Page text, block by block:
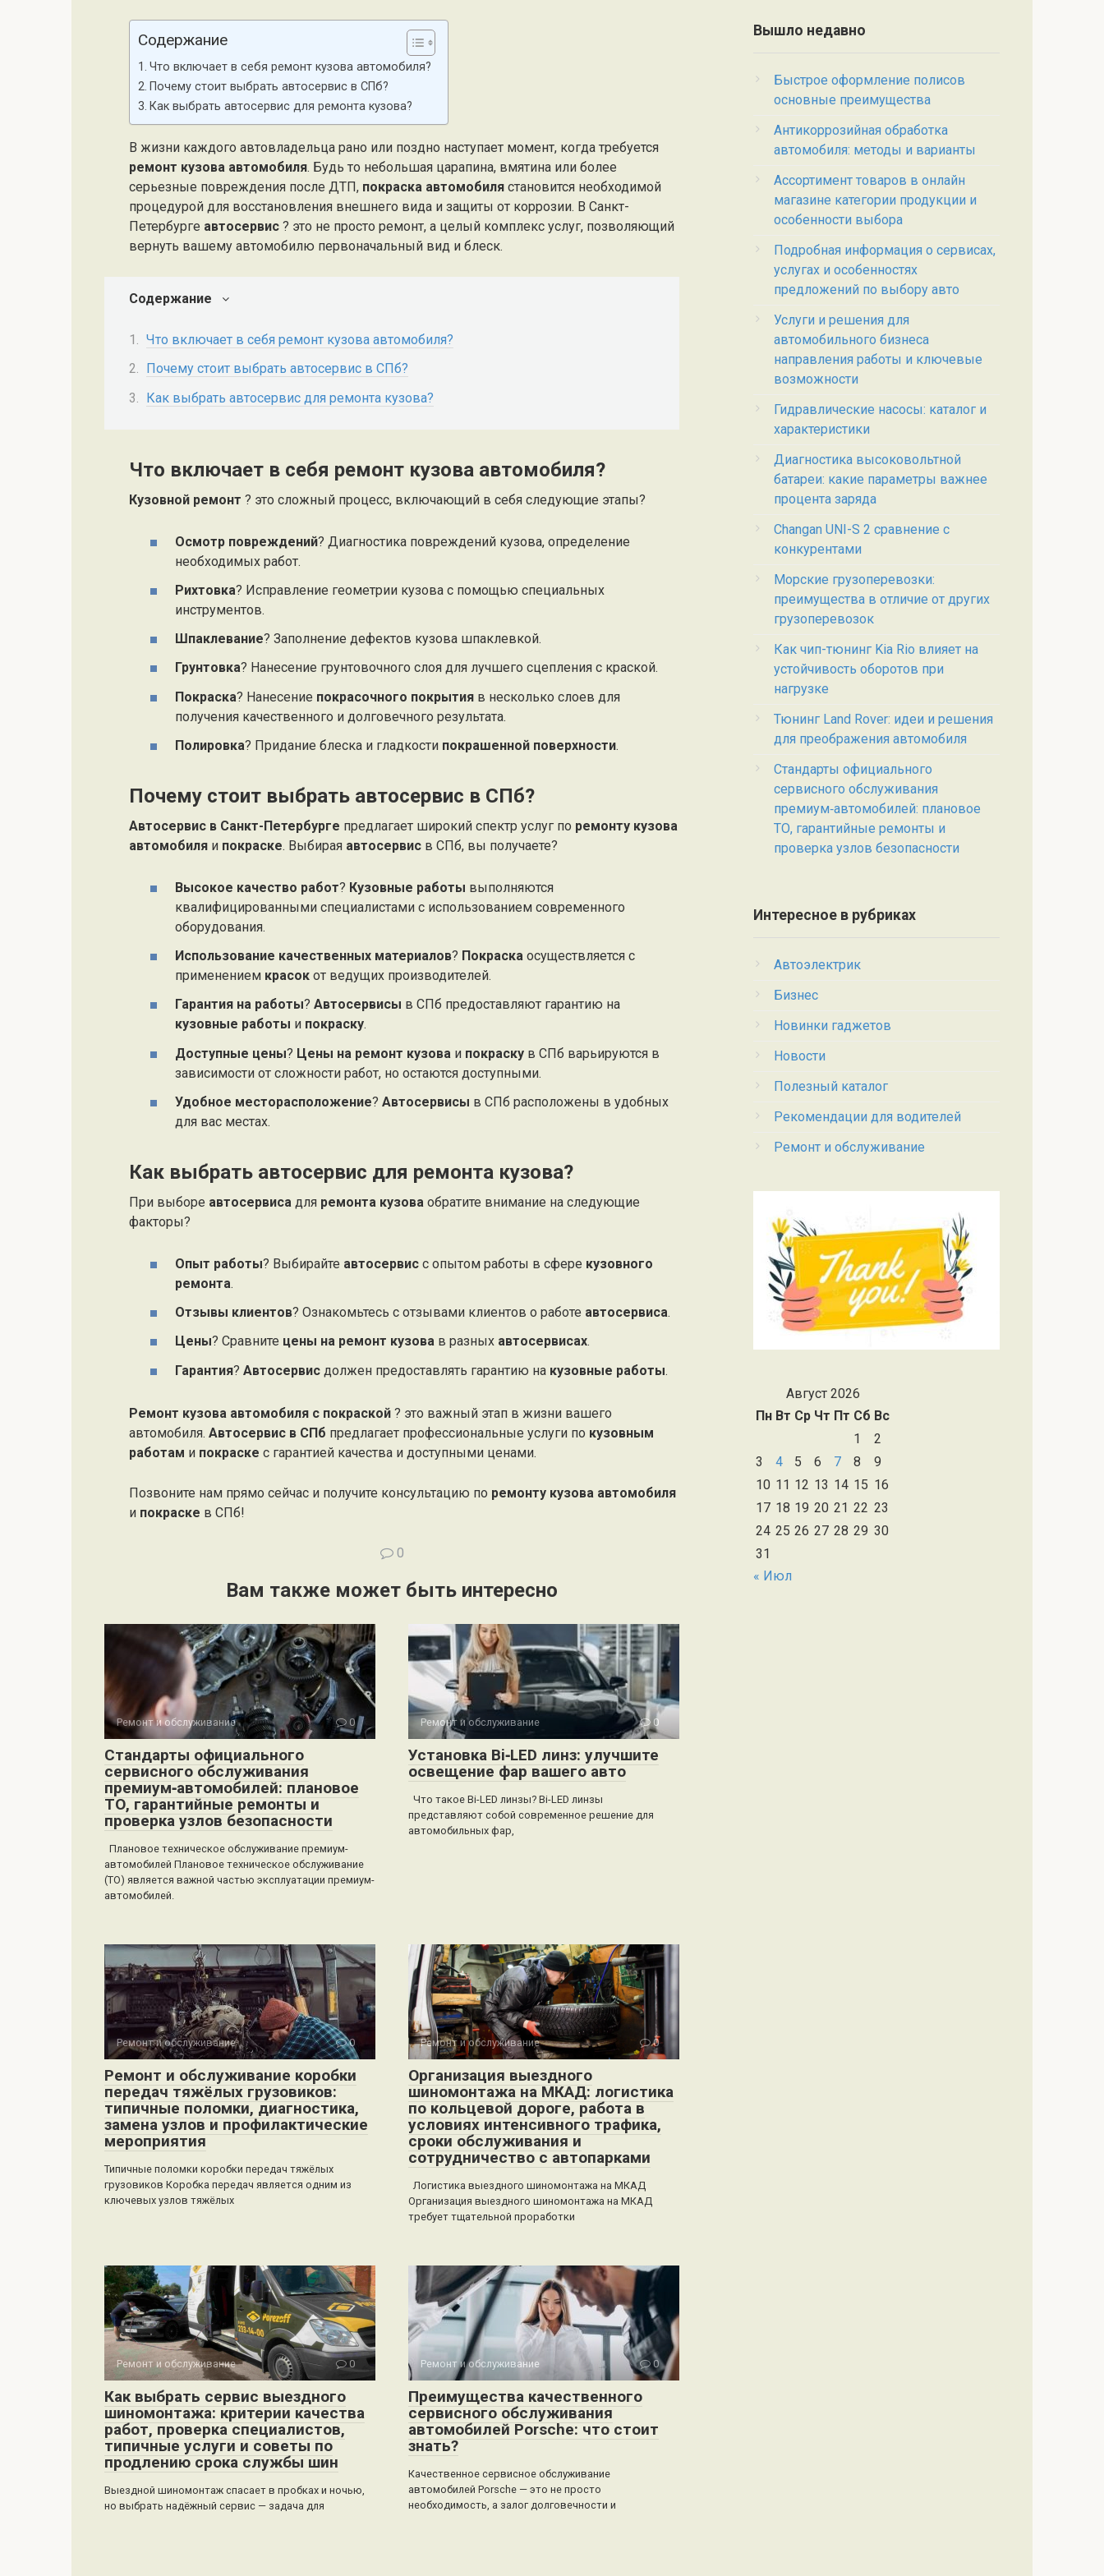
Содержание
Что включает в себя ремонт кузова автомобиля?
Почему стоит выбрать автосервис в СПб?
Как выбрать автосервис для ремонта кузова?
В жизни каждого автовладельца рано или поздно наступает момент, когда требуется
ремонт кузова автомобиля. Будь то небольшая царапина, вмятина или более
серьезные повреждения после ДТП, покраска автомобиля становится необходимой
процедурой для восстановления внешнего вида и защиты от коррозии. В Санкт-
Петербурге автосервис ? это не просто ремонт, а целый комплекс услуг, позволяющий
вернуть вашему автомобилю первоначальный вид и блеск.
Содержание
Что включает в себя ремонт кузова автомобиля?
Почему стоит выбрать автосервис в СПб?
Как выбрать автосервис для ремонта кузова?
Что включает в себя ремонт кузова автомобиля?
Кузовной ремонт ? это сложный процесс, включающий в себя следующие этапы?
Осмотр повреждений? Диагностика повреждений кузова, определение
необходимых работ.
Рихтовка? Исправление геометрии кузова с помощью специальных
инструментов.
Шпаклевание? Заполнение дефектов кузова шпаклевкой.
Грунтовка? Нанесение грунтовочного слоя для лучшего сцепления с краской.
Покраска? Нанесение покрасочного покрытия в несколько слоев для
получения качественного и долговечного результата.
Полировка? Придание блеска и гладкости покрашенной поверхности.
Почему стоит выбрать автосервис в СПб?
Автосервис в Санкт-Петербурге предлагает широкий спектр услуг по ремонту кузова
автомобиля и покраске. Выбирая автосервис в СПб, вы получаете?
Высокое качество работ? Кузовные работы выполняются
квалифицированными специалистами с использованием современного
оборудования.
Использование качественных материалов? Покраска осуществляется с
применением красок от ведущих производителей.
Гарантия на работы? Автосервисы в СПб предоставляют гарантию на
кузовные работы и покраску.
Доступные цены? Цены на ремонт кузова и покраску в СПб варьируются в
зависимости от сложности работ, но остаются доступными.
Удобное месторасположение? Автосервисы в СПб расположены в удобных
для вас местах.
Как выбрать автосервис для ремонта кузова?
При выборе автосервиса для ремонта кузова обратите внимание на следующие
факторы?
Опыт работы? Выбирайте автосервис с опытом работы в сфере кузовного
ремонта.
Отзывы клиентов? Ознакомьтесь с отзывами клиентов о работе автосервиса.
Цены? Сравните цены на ремонт кузова в разных автосервисах.
Гарантия? Автосервис должен предоставлять гарантию на кузовные работы.
Ремонт кузова автомобиля с покраской ? это важный этап в жизни вашего
автомобиля. Автосервис в СПб предлагает профессиональные услуги по кузовным
работам и покраске с гарантией качества и доступными ценами.
Позвоните нам прямо сейчас и получите консультацию по ремонту кузова автомобиля
и покраске в СПб!
0
Вам также может быть интересно
Ремонт и обслуживание 0
Стандарты официального
сервисного обслуживания
премиум‑автомобилей: плановое
ТО, гарантийные ремонты и
проверка узлов безопасности
Плановое техническое обслуживание премиум-
автомобилей Плановое техническое обслуживание
(ТО) является важной частью эксплуатации премиум-
автомобилей.
Ремонт и обслуживание 0
Установка Bi‑LED линз: улучшите
освещение фар вашего авто
Что такое Bi-LED линзы? Bi-LED линзы
представляют собой современное решение для
автомобильных фар,
Ремонт и обслуживание 0
Ремонт и обслуживание коробки
передач тяжёлых грузовиков:
типичные поломки, диагностика,
замена узлов и профилактические
мероприятия
Типичные поломки коробки передач тяжёлых
грузовиков Коробка передач является одним из
ключевых узлов тяжёлых
Ремонт и обслуживание 0
Организация выездного
шиномонтажа на МКАД: логистика
по кольцевой дороге, работа в
условиях интенсивного трафика,
сроки обслуживания и
сотрудничество с автопарками
Логистика выездного шиномонтажа на МКАД
Организация выездного шиномонтажа на МКАД
требует тщательной проработки
Ремонт и обслуживание 0
Как выбрать сервис выездного
шиномонтажа: критерии качества
работ, проверка специалистов,
типичные услуги и советы по
продлению срока службы шин
Выездной шиномонтаж спасает в пробках и ночью,
но выбрать надёжный сервис — задача для
Ремонт и обслуживание 0
Преимущества качественного
сервисного обслуживания
автомобилей Porsche: что стоит
знать?
Качественное сервисное обслуживание
автомобилей Porsche — это не просто
необходимость, а залог долговечности и
Вышло недавно
Быстрое оформление полисов
основные преимущества
Антикоррозийная обработка
автомобиля: методы и варианты
Ассортимент товаров в онлайн
магазине категории продукции и
особенности выбора
Подробная информация о сервисах,
услугах и особенностях
предложений по выбору авто
Услуги и решения для
автомобильного бизнеса
направления работы и ключевые
возможности
Гидравлические насосы: каталог и
характеристики
Диагностика высоковольтной
батареи: какие параметры важнее
процента заряда
Changan UNI-S 2 сравнение с
конкурентами
Морские грузоперевозки:
преимущества в отличие от других
грузоперевозок
Как чип-тюнинг Kia Rio влияет на
устойчивость оборотов при
нагрузке
Тюнинг Land Rover: идеи и решения
для преображения автомобиля
Стандарты официального
сервисного обслуживания
премиум‑автомобилей: плановое
ТО, гарантийные ремонты и
проверка узлов безопасности
Интересное в рубриках
Автоэлектрик
Бизнес
Новинки гаджетов
Новости
Полезный каталог
Рекомендации для водителей
Ремонт и обслуживание
Август 2026
Пн Вт Ср Чт Пт Сб Вс
1
2
3
4 5 6 7 8
9
10 11 12 13 14 15 16
17 18 19 20 21 22 23
24 25 26 27 28 29 30
31
« Июл